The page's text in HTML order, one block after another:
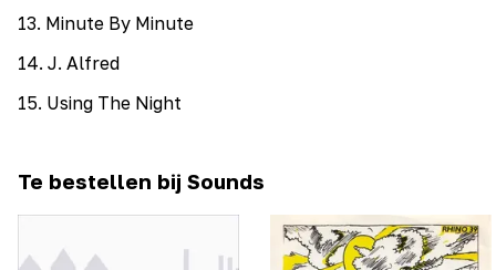
13. Minute By Minute
14. J. Alfred
15. Using The Night
Te bestellen bij Sounds